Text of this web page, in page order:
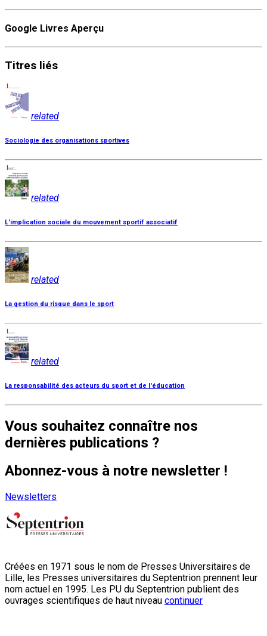
Google Livres Aperçu
Titres liés
related
Sociologie des organisations sportives
related
L'implication sociale du mouvement sportif associatif
related
La gestion du risque dans le sport
related
La responsabilité des acteurs du sport et de l'éducation
Vous souhaitez connaître nos
dernières publications ?
Abonnez-vous à notre newsletter !
Newsletters
Créées en 1971 sous le nom de Presses Universitaires de
Lille, les Presses universitaires du Septentrion prennent leur
nom actuel en 1995. Les PU du Septentrion publient des
ouvrages scientifiques de haut niveau continuer